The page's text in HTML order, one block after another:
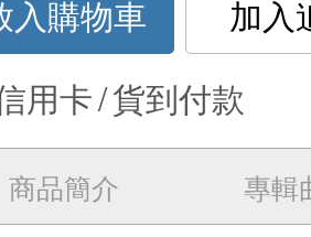
入購物車
加入
用卡/貨到付款
商品簡介
專輯